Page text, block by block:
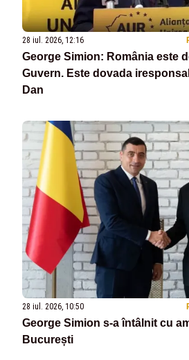
28 iul. 2026, 12:16
George Simion: România este
Guvern. Este dovada
Dan
28 iul. 2026, 10:50
George Simion s-a întâlnit cu
București